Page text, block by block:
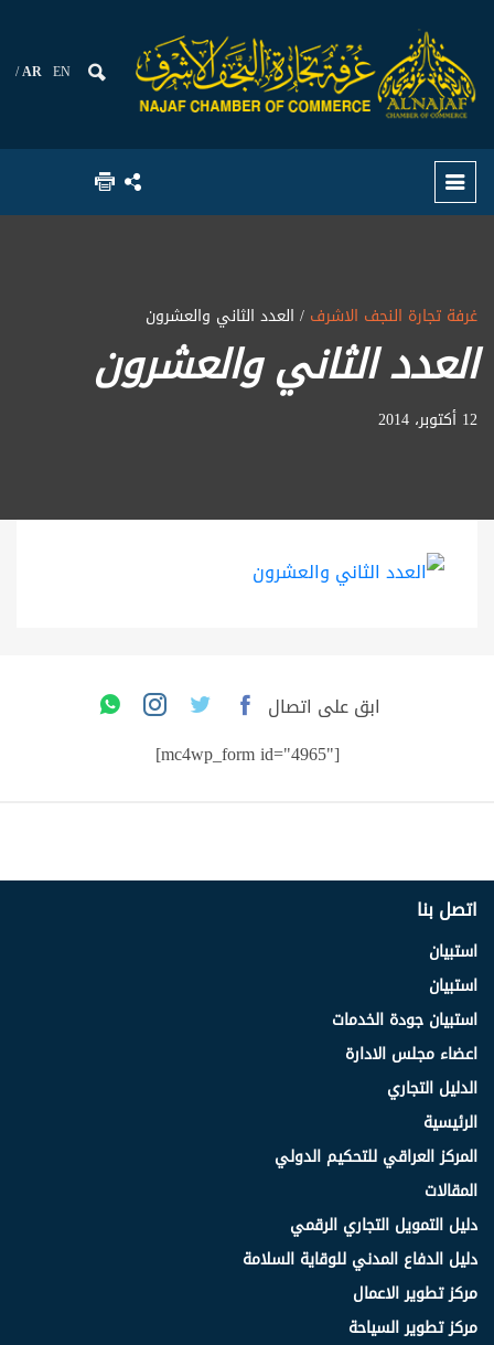
AR EN
غرفة تجارة النجف الاشرف / العدد الثاني والعشرون
العدد الثاني والعشرون
12 أكتوبر، 2014
ابق على اتصال
[mc4wp_form id="4965"]
اتصل بنا
استبيان
استبيان
استبيان جودة الخدمات
اعضاء مجلس الادارة
الدليل التجاري
الرئيسية
المركز العراقي للتحكيم الدولي
المقالات
دليل التمويل التجاري الرقمي
دليل الدفاع المدني للوقاية السلامة
مركز تطوير الاعمال
مركز تطوير السياحة